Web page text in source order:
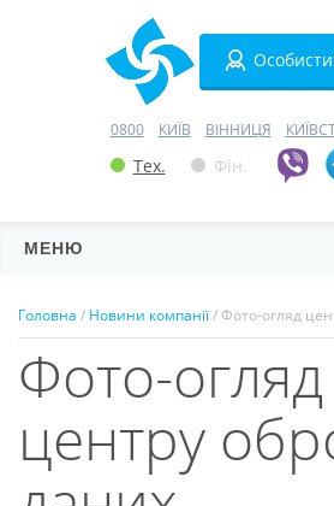
0800 КИЇВ ВІННИЦЯ
Тех. Фін.
МЕНЮ
Домени
VPN
Головна / Новини компанії/ Фото-огляд
Фото-огляд
центру